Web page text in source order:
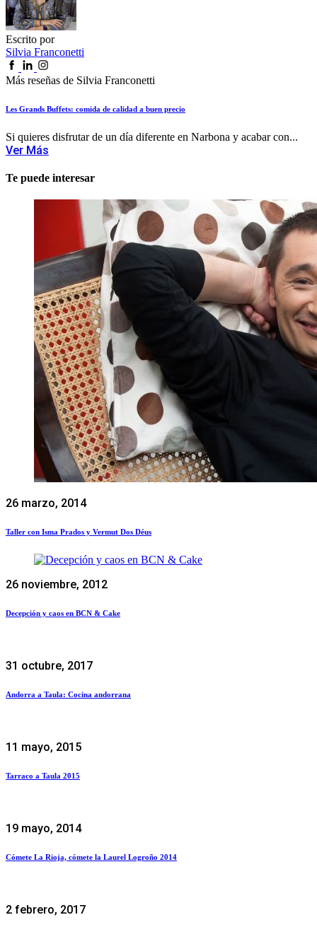
Escrito por
Silvia Franconetti
Más reseñas de Silvia Franconetti
Les Grands Buffets: comida de calidad a buen precio
Si quieres disfrutar de un día diferente en Narbona y acabar con...
Ver Más
Te puede interesar
26 marzo, 2014
Taller con Isma Prados y Vermut Dos Déus
26 noviembre, 2012
Decepción y caos en BCN & Cake
31 octubre, 2017
Andorra a Taula: Cocina andorrana
11 mayo, 2015
Tarraco a Taula 2015
19 mayo, 2014
Cómete La Rioja, cómete la Laurel Logroño 2014
2 febrero, 2017